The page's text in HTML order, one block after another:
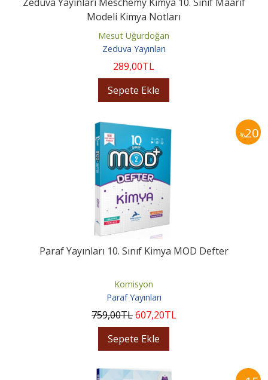
Modeli Kimya Notları
Mesut Uğurdoğan
Zeduva Yayınları
289,00TL
Sepete Ekle
%20
Paraf Yayınları 10. Sınıf Kimya MOD Defter
Komisyon
Paraf Yayınları
759,00TL607,20TL
Sepete Ekle